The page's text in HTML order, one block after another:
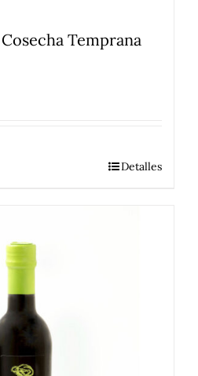
Temprana
Detalles